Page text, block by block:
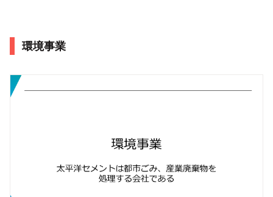
環境事業